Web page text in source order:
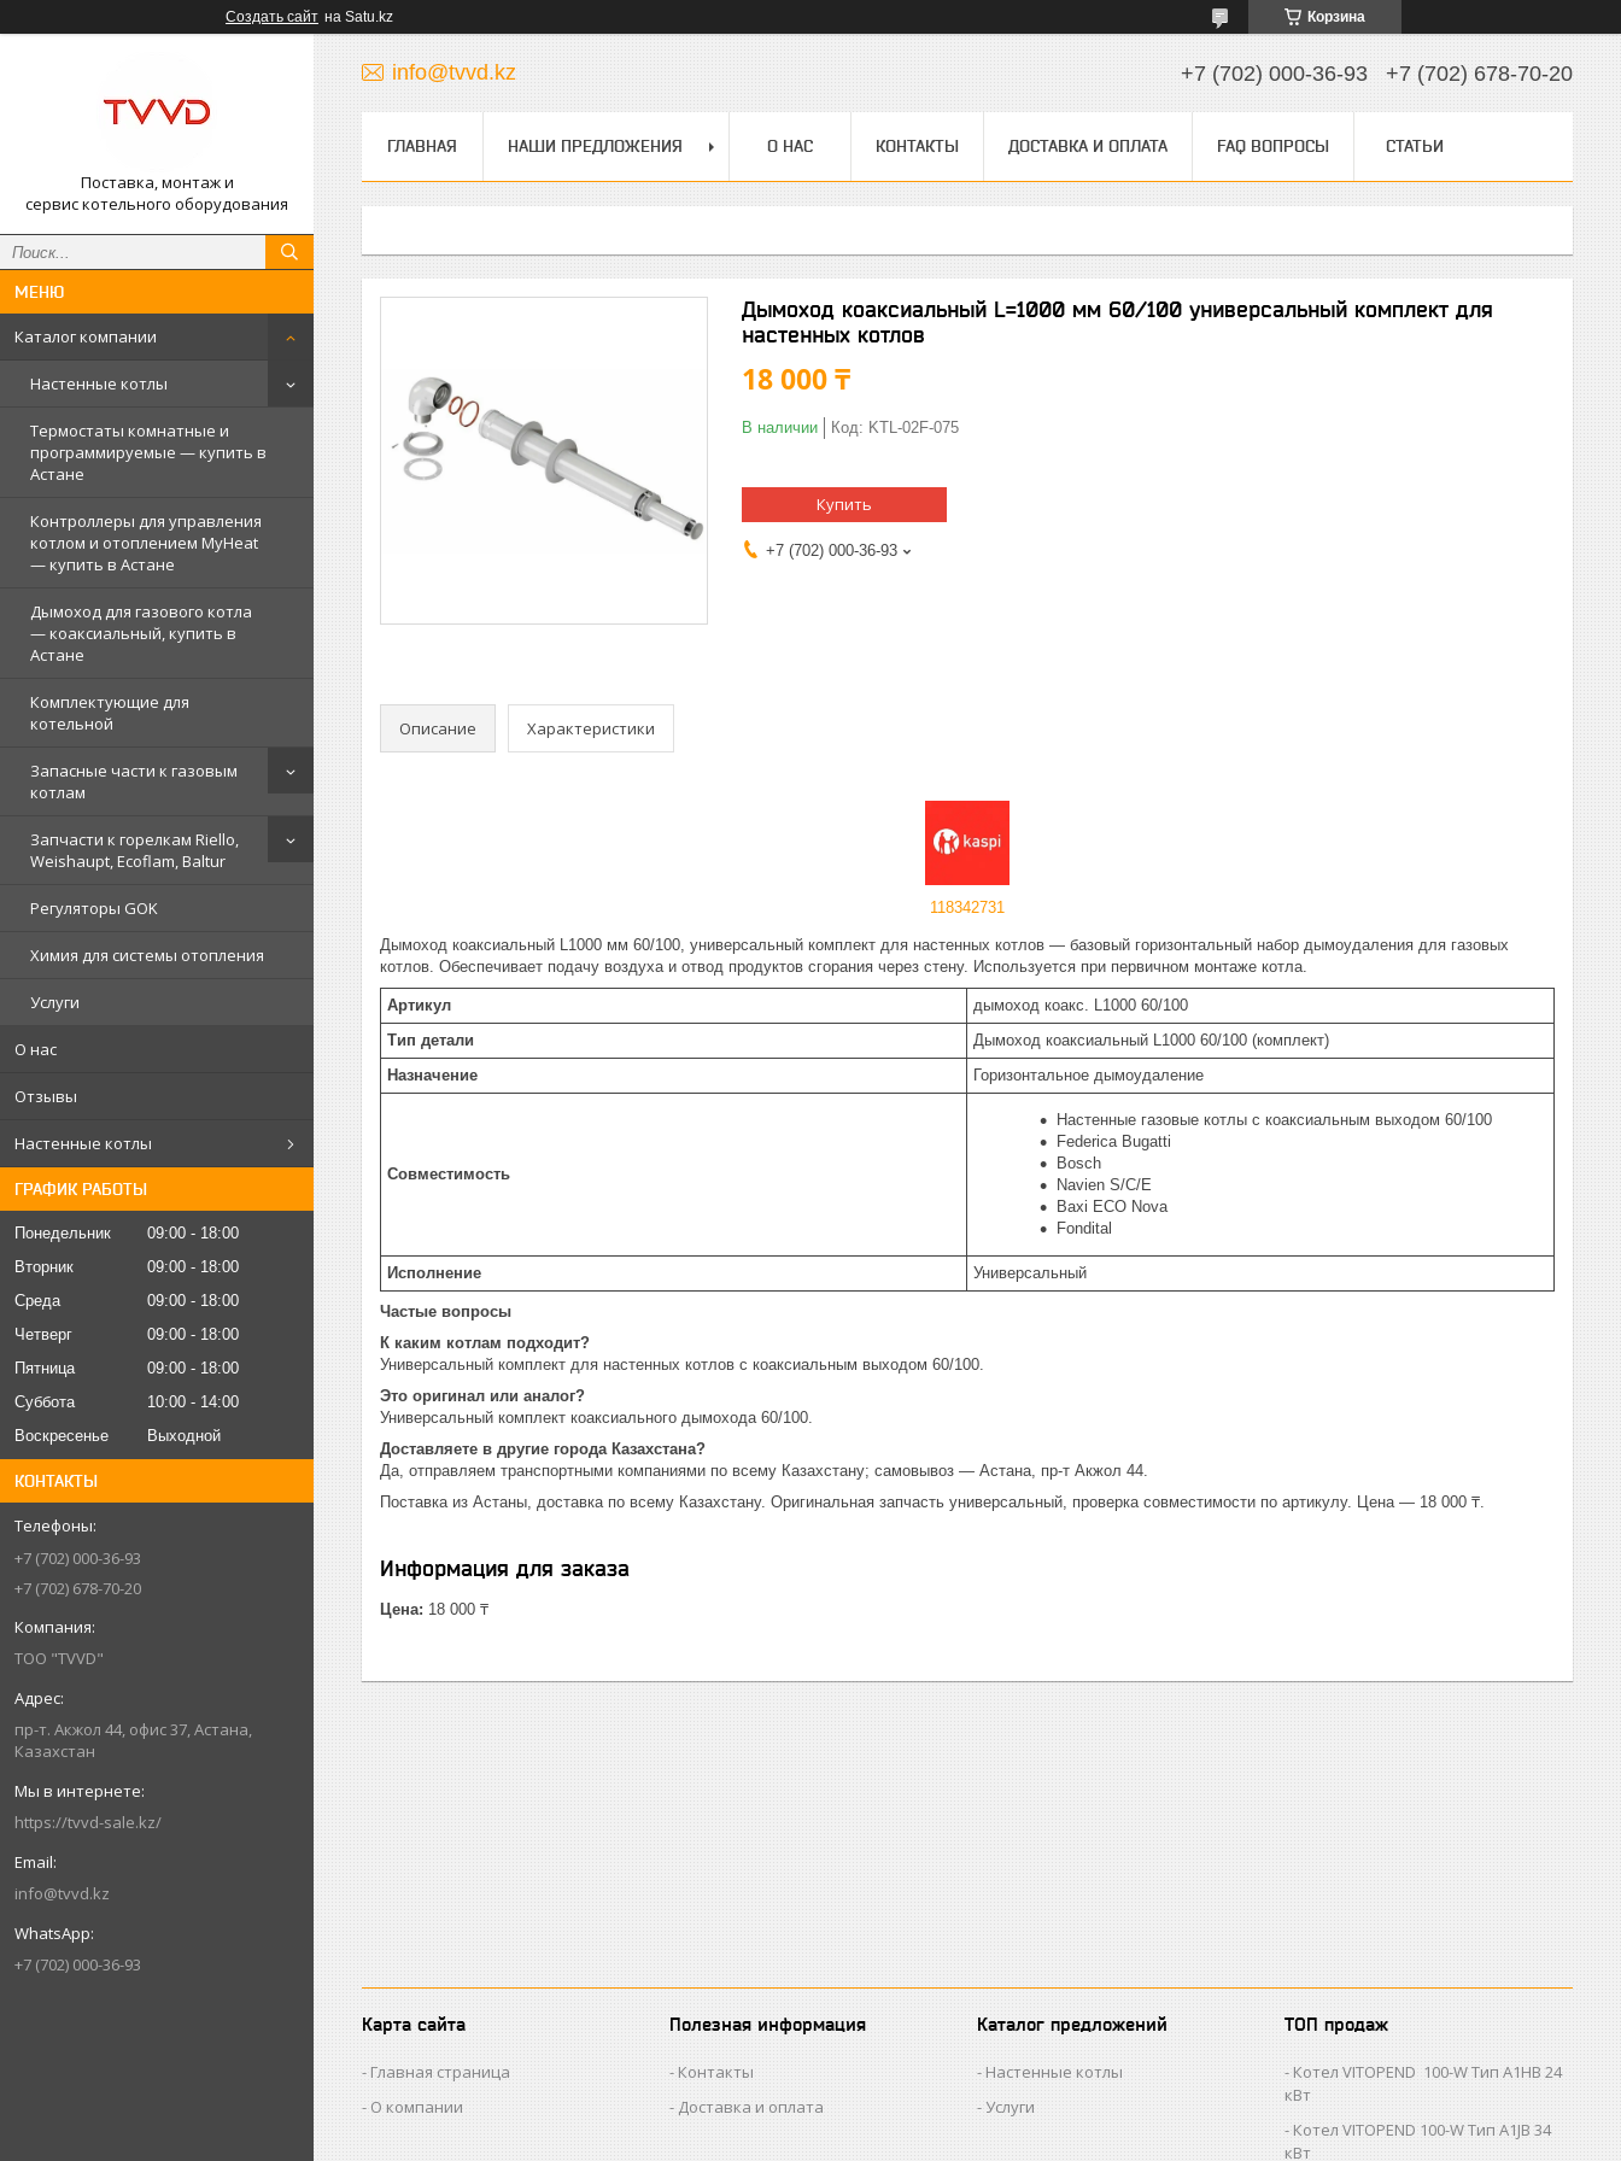
Создать сайт на Satu.kz Корзина
Поставка, монтаж и
сервис котельного оборудования
Каталог компании
Настенные котлы
Термостаты комнатные и
программируемые — купить в
Астане
Контроллеры для управления
котлом и отоплением MyHeat
— купить в Астане
Дымоход для газового котла
— коаксиальный, купить в
Астане
Комплектующие для
котельной
Запасные части к газовым
котлам
Запчасти к горелкам Riello,
Weishaupt, Ecoflam, Baltur
Регуляторы GOK
Химия для системы отопления
Услуги
О нас
Отзывы
Настенные котлы
ГРАФИК РАБОТЫ
Понедельник 09:00
18:00
Вторник
09:00
18:00
Среда
09:00
18:00
Четверг
09:00
18:00
Пятница
09:00
18:00
Суббота
10:00
14:00
Воскресенье
Выходной
КОНТАКТЫ
+7 (702) 000-36-93
+7 (702) 678-70-20
ТОО "TVVD"
пр-т. Акжол 44, офис 37, Астана,
Казахстан
https://tvvd-sale.kz/
info@tvvd.kz
+7 (702) 000-36-93
info@tvvd.kz +7 (702) 000-36-93 +7 (702) 678-70-20
ГЛАВНАЯ НАШИ ПРЕДЛОЖЕНИЯ О НАС КОНТАКТЫ ДОСТАВКА И ОПЛАТА FAQ ВОПРОСЫ СТАТЬИ
Дымоход коаксиальный L=1000 мм 60/100 универсальный комплект для
настенных котлов
18 000 ₸
В наличии Код: KTL-02F-075
Купить
+7 (702) 000-36-93
Описание Характеристики
118342731
Дымоход коаксиальный L1000 мм 60/100, универсальный комплект для настенных котлов — базовый горизонтальный набор дымоудаления для газовых
котлов. Обеспечивает подачу воздуха и отвод продуктов сгорания через стену. Используется при первичном монтаже котла.
Артикул
дымоход коакс. L1000 60/100
Тип детали
Дымоход коаксиальный L1000 60/100 (комплект)
Назначение
Горизонтальное дымоудаление
Совместимость
Настенные газовые котлы с коаксиальным выходом 60/100
Federica Bugatti
Bosch
Navien S/C/E
Baxi ECO Nova
Fondital
Исполнение Универсальный
Частые вопросы
К каким котлам подходит?
Универсальный комплект для настенных котлов с коаксиальным выходом 60/100.
Это оригинал или аналог?
Универсальный комплект коаксиального дымохода 60/100.
Доставляете в другие города Казахстана?
Да, отправляем транспортными компаниями по всему Казахстану; самовывоз — Астана, пр-т Акжол 44.
Поставка из Астаны, доставка по всему Казахстану. Оригинальная запчасть универсальный, проверка совместимости по артикулу. Цена — 18 000 ₸.
Информация для заказа
Цена: 18 000 ₸
Карта сайта
Главная страница
О компании
Полезная информация
Контакты
Доставка и оплата
Каталог предложений
Настенные котлы
Услуги
ТОП продаж
Котел VITOPEND 100-W Тип A1HB 24
кВт
Котел VITOPEND 100-W Тип A1JB 34
кВт